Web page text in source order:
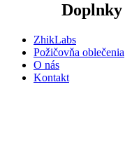
Doplnky
ZhikLabs
Požičovňa oblečenia
O nás
Kontakt